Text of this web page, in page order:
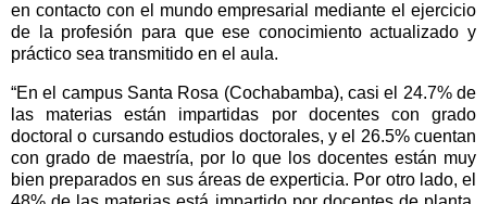
en contacto con el mundo empresarial mediante el ejercicio
de la profesión para que ese conocimiento actualizado y
práctico sea transmitido en el aula.
“En el campus Santa Rosa (Cochabamba), casi el 24.7% de
las materias están impartidas por docentes con grado
doctoral o cursando estudios doctorales, y el 26.5% cuentan
con grado de maestría, por lo que los docentes están muy
bien preparados en sus áreas de experticia. Por otro lado, el